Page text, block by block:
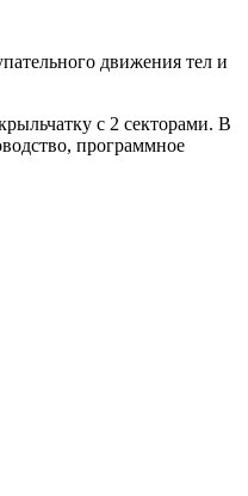
движения тел и
с 2 секторами. В
программное